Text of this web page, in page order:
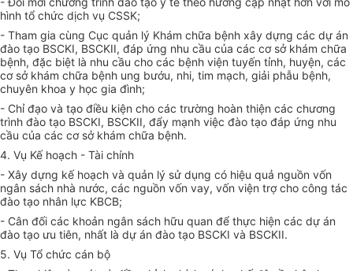
hình tổ chức dịch vụ CSSK;
- Tham gia cùng Cục quản lý Khám chữa bệnh xây dựng các dự án
đào tạo BSCKI, BSCKII, đáp ứng nhu cầu của các cơ sở khám chữa
bệnh, đặc biệt là nhu cầu cho các bệnh viện tuyến tỉnh, huyện, các
cơ sở khám chữa bệnh ung bướu, nhi, tim mạch, giải phẫu bệnh,
chuyên khoa y học gia đình;
- Chỉ đạo và tạo điều kiện cho các trường hoàn thiện các chương
trình đào tạo BSCKI, BSCKII, đẩy mạnh việc đào tạo đáp ứng nhu
cầu của các cơ sở khám chữa bệnh.
4. Vụ Kế hoạch - Tài chính
- Xây dựng kế hoạch và quản lý sử dụng có hiệu quả nguồn vốn
ngân sách nhà nước, các nguồn vốn vay, vốn viện trợ cho công tác
đào tạo nhân lực KBCB;
- Cân đối các khoản ngân sách hữu quan để thực hiện các dự án
đào tạo ưu tiên, nhất là dự án đào tạo BSCKI và BSCKII.
5. Vụ Tổ chức cán bộ